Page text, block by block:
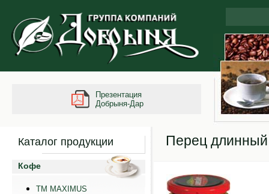
Презентация
Добрыня-Дар
Каталог продукции
Кофе
ТМ MAXIMUS
Перец